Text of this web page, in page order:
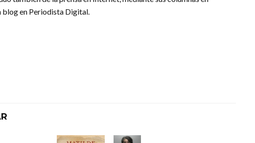
blog en Periodista Digital.